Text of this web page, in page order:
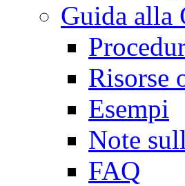
Guida alla
Risorse
Esempi
Note
FAQ